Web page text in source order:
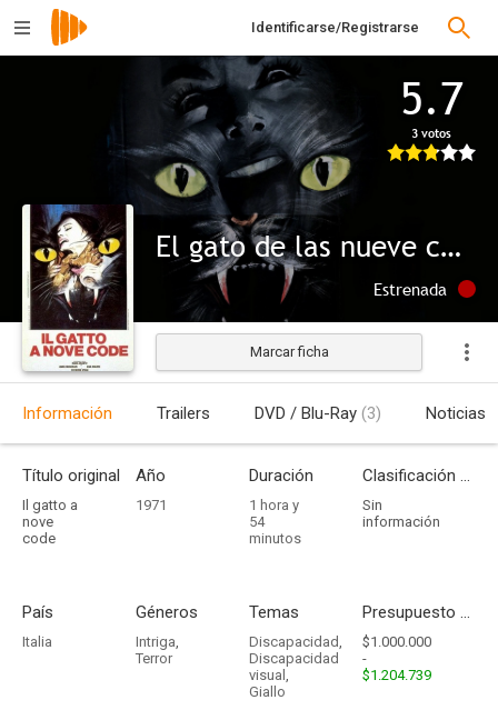
Identificarse/Registrarse
5.7
3 votos
El gato de las nueve colas
Estrenada
Marcar ficha
Información Trailers DVD / Blu-Ray (3) Noticias
Título original
Il gatto a
nove
code
Año
1971
Duración
1 hora y
54
minutos
Clasificación por edades
Sin
información
País
Italia
Géneros
Intriga,
Terror
Temas
Discapacidad,
Discapacidad
visual ,
Giallo
Presupuesto - Ingresos
$1.000.000
-
$1.204.739